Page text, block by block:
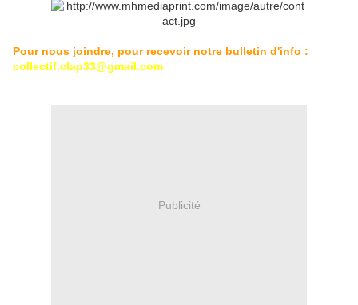
Pour nous joindre, pour recevoir notre bulletin d'info :
collectif.clap33@gmail.com
Publicité